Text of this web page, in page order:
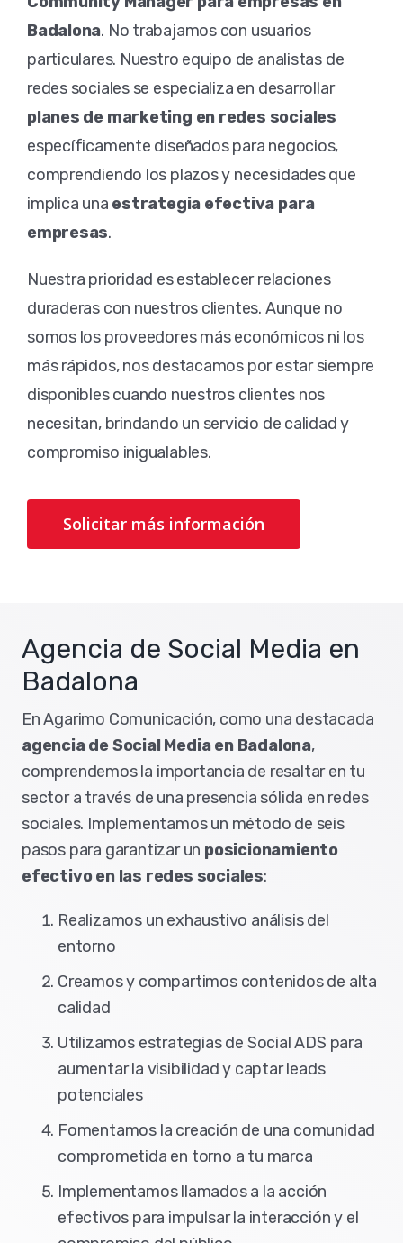
Badalona. No trabajamos con usuarios
particulares. Nuestro equipo de analistas de
redes sociales se especializa en desarrollar
planes de marketing en redes sociales
específicamente diseñados para negocios,
comprendiendo los plazos y necesidades que
implica una estrategia efectiva para
empresas.
Nuestra prioridad es establecer relaciones
duraderas con nuestros clientes. Aunque no
somos los proveedores más económicos ni los
más rápidos, nos destacamos por estar siempre
disponibles cuando nuestros clientes nos
necesitan, brindando un servicio de calidad y
compromiso inigualables.
Solicitar más información
Agencia de Social Media en
Badalona
En Agarimo Comunicación, como una destacada
agencia de Social Media en Badalona,
comprendemos la importancia de resaltar en tu
sector a través de una presencia sólida en redes
sociales. Implementamos un método de seis
pasos para garantizar un posicionamiento
efectivo en las redes sociales:
Realizamos un exhaustivo análisis del
entorno
Creamos y compartimos contenidos de alta
calidad
Utilizamos estrategias de Social ADS para
aumentar la visibilidad y captar leads
potenciales
Fomentamos la creación de una comunidad
comprometida en torno a tu marca
Implementamos llamados a la acción
efectivos para impulsar la interacción y el